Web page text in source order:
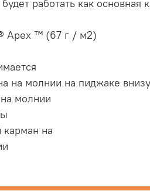
работать как
Apex ™ (67 г / м2)
на молнии на пиджаке внизу
молнии
на